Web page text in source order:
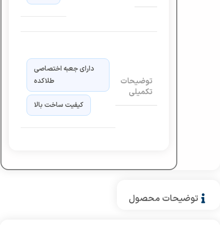
توضیحات
تکمیلی
دارای جعبه اختصاصی
طلاکده
کیفیت ساخت بالا
توضیحات محصول